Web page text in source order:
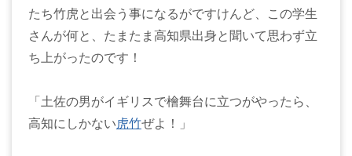
たち竹虎と出会う事になるがですけんど、この学生
さんが何と、たまたま高知県出身と聞いて思わず立
ち上がったのです！
「土佐の男がイギリスで檜舞台に立つがやったら、
高知にしかない虎竹ぜよ！」